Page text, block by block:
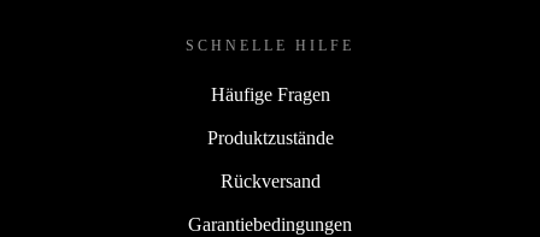
SCHNELLE HILFE
Häufige Fragen
Produktzustände
Rückversand
Garantiebedingungen